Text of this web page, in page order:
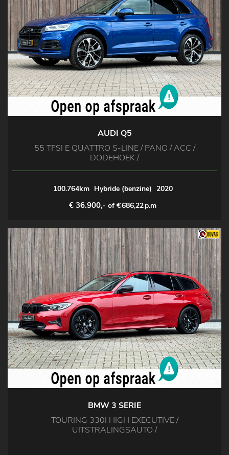
AUDI Q5
55 TFSI E QUATTRO S-LINE / PANO / ACC /
DODEHOEK /
100.764km Hybride (benzine) 2020
€ 36.900,- of €686,22p.m
BMW 3 SERIE
TOURING 330I HIGH EXECUTIVE /
UITSTRALINGSAUTO /